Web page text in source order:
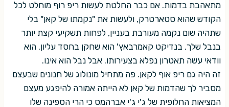
מתאהבת בדמות. אם כבר החלטת לעשות ריפ רוף מוחלט לכל
הקודש שהוא סטארטרק, ולעשות את "נקמתו של קאן" בלי
שתהיה שום נקמה מעורבת בעניין, לפחות תשקיעי קצת יותר
בנבל שלך. בנדיקט קאמרבאץ' הוא שחקן בחסד עליון. הוא
וודאי עשה תאטרון נפלא בצעירותו. אבל נבל הוא אינו.
זה היה גם ריפ אוף לקאן. פה מתחיל מונולוג של חנונים שבעצם
מסביר לך שהדמות של קאן לא הייתה אמורה להיפגע מעצם
המציאות החלופית של ג'י ג'י אברהמס כי הרי הספינה שלו